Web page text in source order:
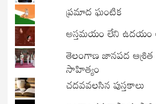
ప్రమాద ఘంటిక
అస్తమయం లేని
తెలంగాణ జానపద
సాహిత్యం
చదవవలసిన పుస్తకాలు